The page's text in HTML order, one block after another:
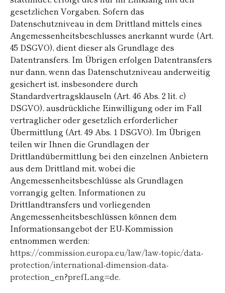
gesetzlichen Vorgaben. Sofern das
Datenschutzniveau in dem Drittland mittels eines
Angemessenheitsbeschlusses anerkannt wurde (Art.
45 DSGVO), dient dieser als Grundlage des
Datentransfers. Im Übrigen erfolgen Datentransfers
nur dann, wenn das Datenschutzniveau anderweitig
gesichert ist, insbesondere durch
Standardvertragsklauseln (Art. 46 Abs. 2 lit. c)
DSGVO), ausdrückliche Einwilligung oder im Fall
vertraglicher oder gesetzlich erforderlicher
Übermittlung (Art. 49 Abs. 1 DSGVO). Im Übrigen
teilen wir Ihnen die Grundlagen der
Drittlandübermittlung bei den einzelnen Anbietern
aus dem Drittland mit, wobei die
Angemessenheitsbeschlüsse als Grundlagen
vorrangig gelten. Informationen zu
Drittlandtransfers und vorliegenden
Angemessenheitsbeschlüssen können dem
Informationsangebot der EU-Kommission
entnommen werden:
https://commission.europa.eu/law/law-topic/data-
protection/international-dimension-data-
protection_en?prefLang=de.